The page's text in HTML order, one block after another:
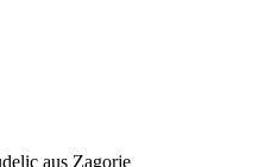
aus Zagorje